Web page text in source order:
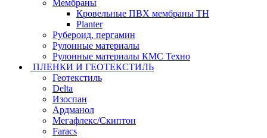
Мембраны
Кровельные ПВХ мембраны ТН
Planter
Рубероид, пергамин
Рулонные материалы
Рулонные материалы КМС Техно
ПЛЕНКИ И ГЕОТЕКСТИЛЬ
Геотекстиль
Delta
Изоспан
Ардманол
Мегафлекс/Скиптон
Faracs